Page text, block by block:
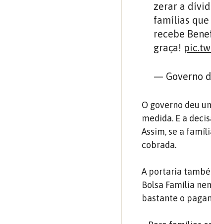
zerar a
famílias que
recebe
graça!
— Governo
O governo deu
medida. E a
Assim, se a
cobrada.
A portaria
Bolsa Família
bastante o